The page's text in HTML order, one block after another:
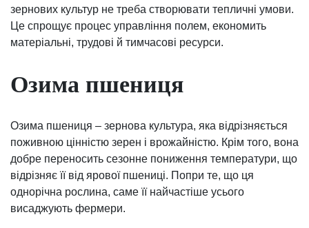
зернових культур не треба створювати тепличні умови.
Це спрощує процес управління полем, економить
матеріальні, трудові й тимчасові ресурси.
Озима пшениця
Озима пшениця – зернова культура, яка відрізняється
поживною цінністю зерен і врожайністю. Крім того, вона
добре переносить сезонне пониження температури, що
відрізняє її від ярової пшениці. Попри те, що ця
однорічна рослина, саме її найчастіше усього
висаджують фермери.